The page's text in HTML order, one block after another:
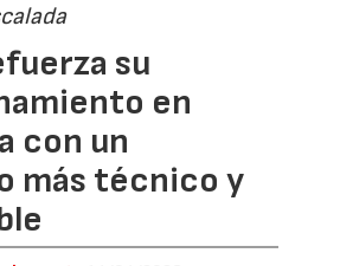
su
en
con un
más técnico y